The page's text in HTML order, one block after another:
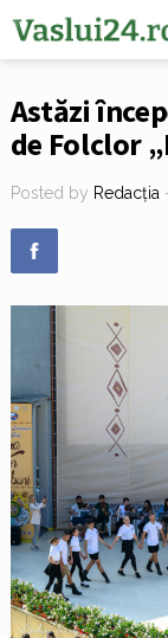
Astăzi
de Folclor
Posted by Redacția